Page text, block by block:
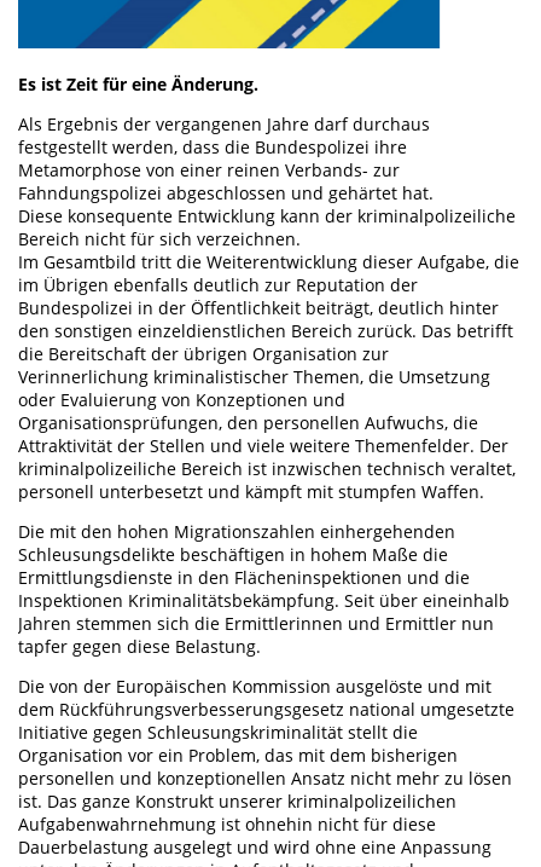
Es ist Zeit für eine Änderung.
Als Ergebnis der vergangenen Jahre darf durchaus
festgestellt werden, dass die Bundespolizei ihre
Metamorphose von einer reinen Verbands- zur
Fahndungspolizei abgeschlossen und gehärtet hat.
Diese konsequente Entwicklung kann der kriminalpolizeiliche
Bereich nicht für sich verzeichnen.
Im Gesamtbild tritt die Weiterentwicklung dieser Aufgabe, die
im Übrigen ebenfalls deutlich zur Reputation der
Bundespolizei in der Öffentlichkeit beiträgt, deutlich hinter
den sonstigen einzeldienstlichen Bereich zurück. Das betrifft
die Bereitschaft der übrigen Organisation zur
Verinnerlichung kriminalistischer Themen, die Umsetzung
oder Evaluierung von Konzeptionen und
Organisationsprüfungen, den personellen Aufwuchs, die
Attraktivität der Stellen und viele weitere Themenfelder. Der
kriminalpolizeiliche Bereich ist inzwischen technisch veraltet,
personell unterbesetzt und kämpft mit stumpfen Waffen.
Die mit den hohen Migrationszahlen einhergehenden
Schleusungsdelikte beschäftigen in hohem Maße die
Ermittlungsdienste in den Flächeninspektionen und die
Inspektionen Kriminalitätsbekämpfung. Seit über eineinhalb
Jahren stemmen sich die Ermittlerinnen und Ermittler nun
tapfer gegen diese Belastung.
Die von der Europäischen Kommission ausgelöste und mit
dem Rückführungsverbesserungsgesetz national umgesetzte
Initiative gegen Schleusungskriminalität stellt die
Organisation vor ein Problem, das mit dem bisherigen
personellen und konzeptionellen Ansatz nicht mehr zu lösen
ist. Das ganze Konstrukt unserer kriminalpolizeilichen
Aufgabenwahrnehmung ist ohnehin nicht für diese
Dauerbelastung ausgelegt und wird ohne eine Anpassung